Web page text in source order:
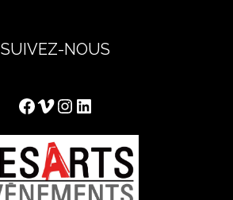
SUIVEZ-NOUS
Facebook
Vimeo
Instagram
LinkedIn